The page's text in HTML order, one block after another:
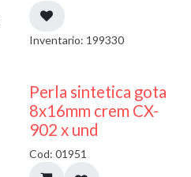
Inventario: 199330
Perla sintetica gota
8x16mm crem CX-
902 x und
Cod: 01951